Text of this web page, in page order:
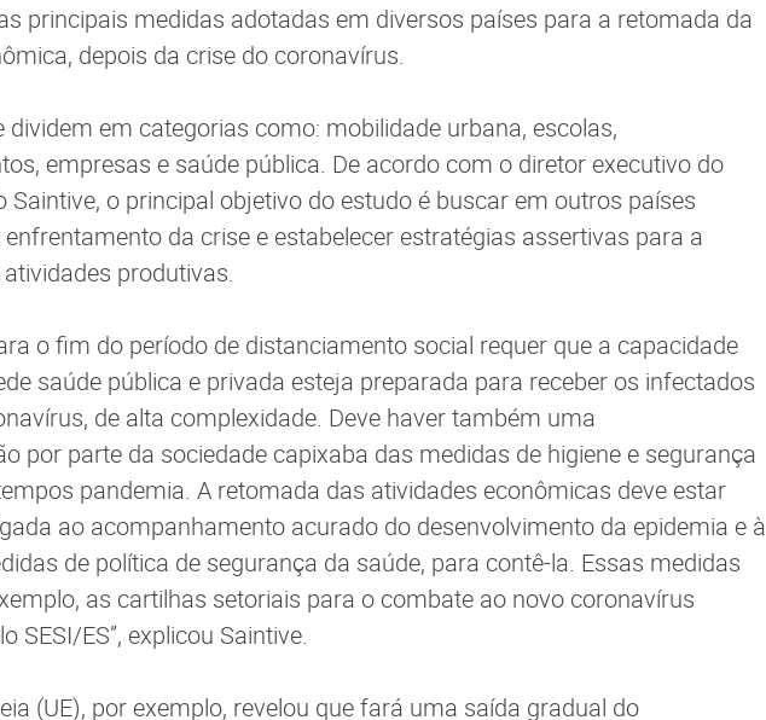
principais medidas adotadas em diversos países para a retomada da
depois da crise do coronavírus.
dividem em categorias como: mobilidade urbana, escolas,
empresas e saúde pública. De acordo com o diretor executivo do
Saintive, o principal objetivo do estudo é buscar em outros países
da crise e estabelecer estratégias assertivas para a
produtivas.
o fim do período de distanciamento social requer que a capacidade
saúde pública e privada esteja preparada para receber os infectados
de alta complexidade. Deve haver também uma
por parte da sociedade capixaba das medidas de higiene e segurança
pandemia. A retomada das atividades econômicas deve estar
ao acompanhamento acurado do desenvolvimento da epidemia e à
de política de segurança da saúde, para contê-la. Essas medidas
as cartilhas setoriais para o combate ao novo coronavírus
SESI/ES”, explicou Saintive.
(UE), por exemplo, revelou que fará uma saída gradual do